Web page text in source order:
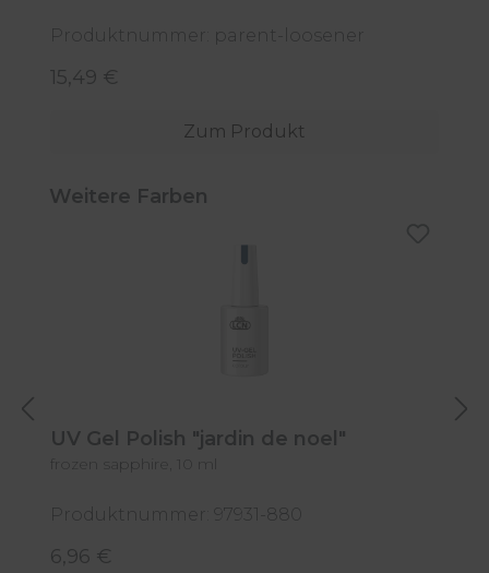
Produktnummer: parent-loosener
Regulärer Preis:
15,49 €
Zum Produkt
Produktgalerie überspringen
Weitere Farben
UV Gel Polish "jardin de noel"
frozen sapphire, 10 ml
Produktnummer: 97931-880
Regulärer Preis:
6,96 €